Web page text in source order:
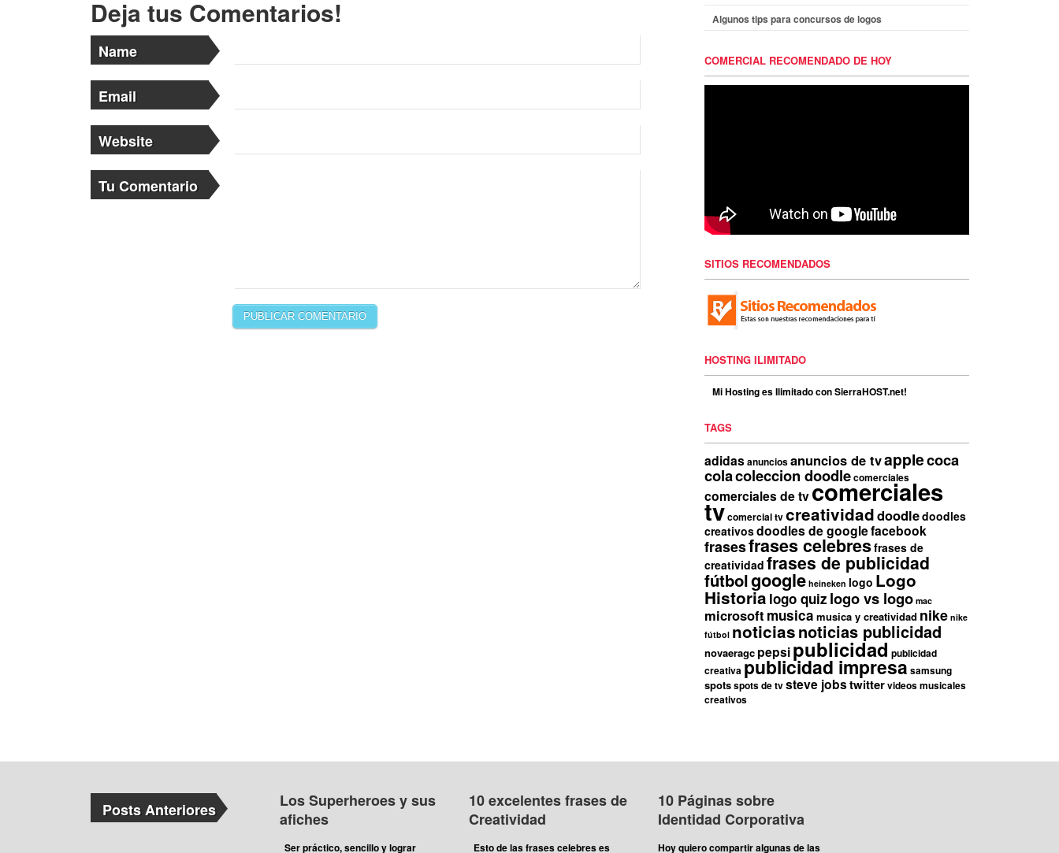
Deja tus Comentarios!
Name
Email
Website
Tu Comentario
Algunos tips para concursos de logos
COMERCIAL RECOMENDADO DE HOY
SITIOS RECOMENDADOS
HOSTING ILIMITADO
Mi Hosting es Ilimitado con SierraHOST.net!
TAGS
adidasanunciosanuncios de tvapplecoca
colacoleccion doodlecomerciales
comerciales de tvcomerciales
tvcomercial tvcreatividaddoodledoodles
creativosdoodles de googlefacebook
frasesfrases celebresfrases de
creatividad frases de publicidad
fútbolgoogle heineken logo Logo
Historia logo quiz logo vs logo mac
microsoft musica musica y creatividad nike nike
fútbol noticiasnoticias publicidad
novaeragc pepsipublicidad publicidad
creativapublicidad impresa samsung
spotsspots de tvsteve jobstwittervideos musicales
creativos
Posts Anteriores
Los Superheroes y sus
afiches
Ser práctico, sencillo y lograr
10 excelentes frases de
Creatividad
Esto de las frases celebres es
10 Páginas sobre
Identidad Corporativa
Hoy quiero compartir algunas de las